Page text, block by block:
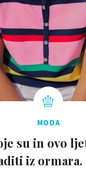
MODA
su in ovo
iz ormara.